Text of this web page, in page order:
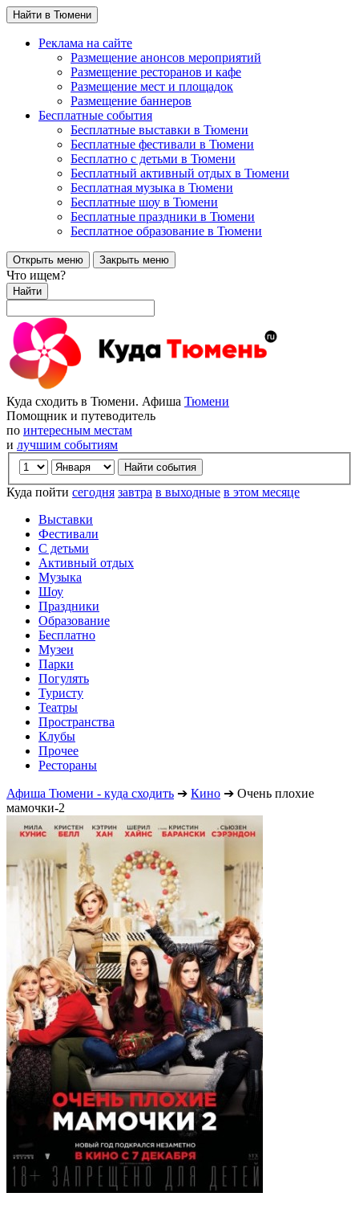
Найти в Тюмени
Реклама на сайте
Размещение анонсов мероприятий
Размещение ресторанов и кафе
Размещение мест и площадок
Размещение баннеров
Бесплатные события
Бесплатные выставки в Тюмени
Бесплатные фестивали в Тюмени
Бесплатно с детьми в Тюмени
Бесплатный активный отдых в Тюмени
Бесплатная музыка в Тюмени
Бесплатные шоу в Тюмени
Бесплатные праздники в Тюмени
Бесплатное образование в Тюмени
Открыть меню Закрыть меню
Что ищем?
Найти
Куда сходить в Тюмени. Афиша Тюмени
Помощник и путеводитель
по интересным местам
и лучшим событиям
Куда пойти сегодня завтра в выходные в этом месяце
Выставки
Фестивали
С детьми
Активный отдых
Музыка
Шоу
Праздники
Образование
Бесплатно
Музеи
Парки
Погулять
Туристу
Театры
Пространства
Клубы
Прочее
Рестораны
Афиша Тюмени - куда сходить ➔ Кино ➔ Очень плохие
мамочки-2